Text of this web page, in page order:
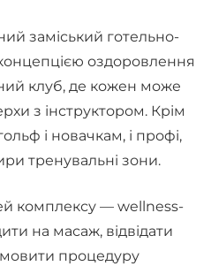
заміський готельно-
оздоровлення
клуб, де кожен може
з інструктором. Крім
і новачкам, і профі,
тренувальні зони.
комплексу — wellness-
на масаж, відвідати
процедуру